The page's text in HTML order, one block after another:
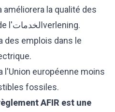
améliorera la qualité des
stations de recharge et de l'الخدماتverlening.
des emplois dans le
l'Union européenne moins
fossiles.
AFIR est une